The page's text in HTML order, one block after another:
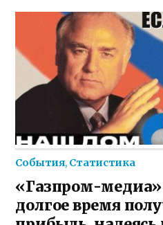
События, Статистика
«Газпром-медиа»
долгое время